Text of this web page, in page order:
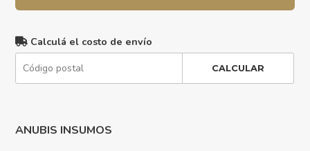
Calculá el costo de envío
CALCULAR
ANUBIS INSUMOS